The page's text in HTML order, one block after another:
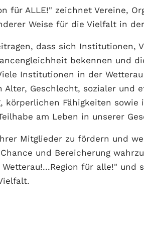
für ALLE!" zeichnet Vereine,
Weise für die Vielfalt in
dass sich Institutionen,
bekennen und
Institutionen in der
Alter, Geschlecht, sozialer und
Fähigkeiten sowie
am Leben in unserer
Mitglieder zu fördern und
und Bereicherung
für alle!" und